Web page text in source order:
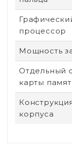
процессор
Мощность
Отдельный
карты
корпуса